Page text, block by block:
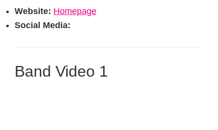
Website: Homepage
Social Media:
Band Video 1